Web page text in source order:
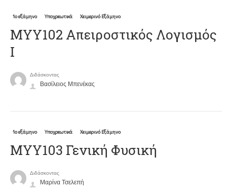
1ο εξάμηνο Υποχρεωτικά Χειμερινό Εξάμηνο
MYY102 Απειροστικός Λογισμός
Ι
Διδάσκοντας
Βασίλειος Μπενέκας
1ο εξάμηνο Υποχρεωτικά Χειμερινό Εξάμηνο
ΜΥΥ103 Γενική Φυσική
Διδάσκοντας
Μαρίνα Τσελεπή